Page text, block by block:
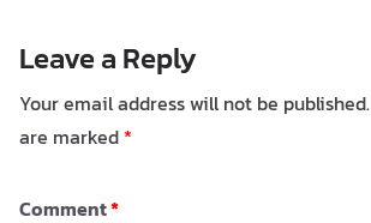
Leave a Reply
Your email address will not be published.
are marked *
Comment*